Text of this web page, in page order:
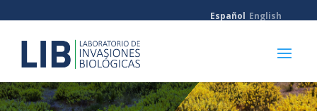
Español English